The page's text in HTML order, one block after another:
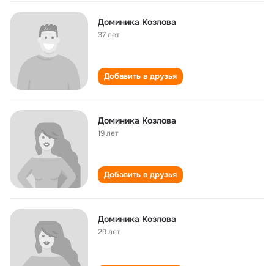
Доминика Козлова
37 лет
Добавить в друзья
Доминика Козлова
19 лет
Добавить в друзья
Доминика Козлова
29 лет